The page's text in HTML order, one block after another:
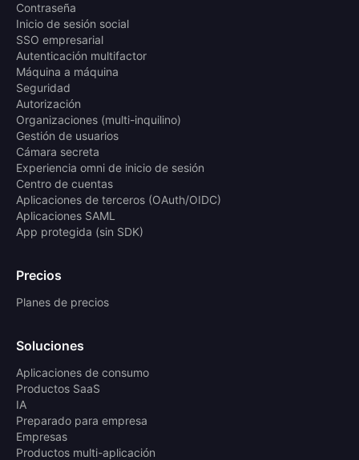
Contraseña
Inicio de sesión social
SSO empresarial
Autenticación multifactor
Máquina a máquina
Seguridad
Autorización
Organizaciones (multi-inquilino)
Gestión de usuarios
Cámara secreta
Experiencia omni de inicio de sesión
Centro de cuentas
Aplicaciones de terceros (OAuth/OIDC)
Aplicaciones SAML
App protegida (sin SDK)
Precios
Planes de precios
Soluciones
Aplicaciones de consumo
Productos SaaS
IA
Preparado para empresa
Empresas
Productos multi-aplicación